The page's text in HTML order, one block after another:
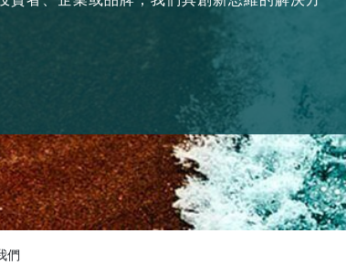
們